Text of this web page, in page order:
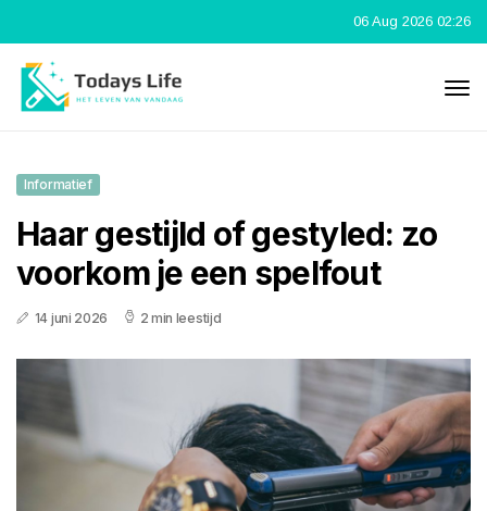
06 Aug 2026 02:26
Informatief
Haar gestijld of gestyled: zo
voorkom je een spelfout
14 juni 2026 2 min leestijd